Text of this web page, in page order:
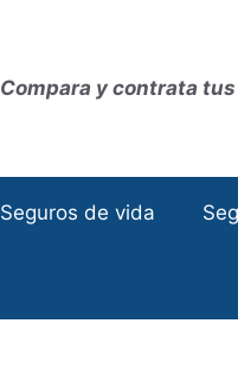
Compara y contrata
Seguros de vida